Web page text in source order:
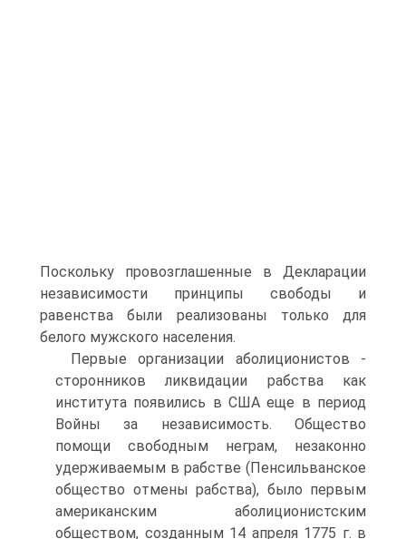
Поскольку провозглашенные в Декларации
независимости принципы свободы и
равенства были реализованы только для
белого мужского населения.
Первые организации аболиционистов -
сторонников ликвидации рабства как
института появились в США еще в период
Войны за независимость. Общество
помощи свободным неграм, незаконно
удерживаемым в рабстве (Пенсильванское
общество отмены рабства), было первым
американским аболиционистским
обществом, созданным 14 апреля 1775 г. в